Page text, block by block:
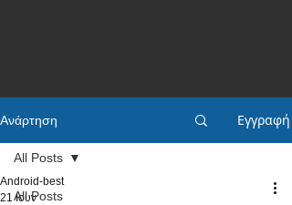
Ανάρτηση Εγγραφή
All Posts
All Posts
Android-best
21 Ιουν